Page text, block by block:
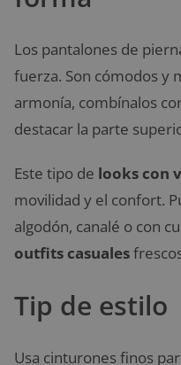
Los pantalones de
fuerza. Son cómodos y
armonía, combínalos
destacar la parte
Este tipo de looks con
movilidad y el confort.
algodón, canalé o con
outfits casuales
Tip de estilo
Usa cinturones finos